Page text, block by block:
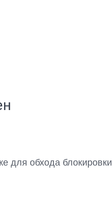
для обхода блокировки